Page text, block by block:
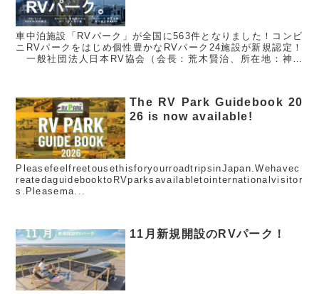
車中泊施設「RVパーク」が全国に563件となりました！コンビ
ニRVパークをはじめ個性豊かなRVパーク24施設が新規認定！
一般社団法人日本RV協会（会長：荒木賢治、所在地：神奈
The RV Park Guidebook 20
26 is now available!
PleasefeelfreetousethisforyourroadtripsinJapan.Wehavec
reatedaguidebooktoRVparksavailabletointernationalvisitor
s.Pleasema...
11月新規開設のRVパーク！